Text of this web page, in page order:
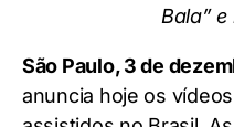
Bala”
São Paulo, 3 de
anuncia hoje os